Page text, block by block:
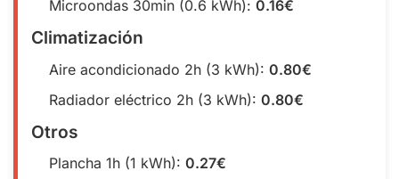
Microondas 30min (0.6 kWh): 0.16€
Climatización
Aire acondicionado 2h (3 kWh): 0.80€
Radiador eléctrico 2h (3 kWh): 0.80€
Otros
Plancha 1h (1 kWh): 0.27€